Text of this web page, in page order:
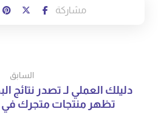
السابق
دليلك العملي لـ تصدر
تظهر منتجات متجرك في